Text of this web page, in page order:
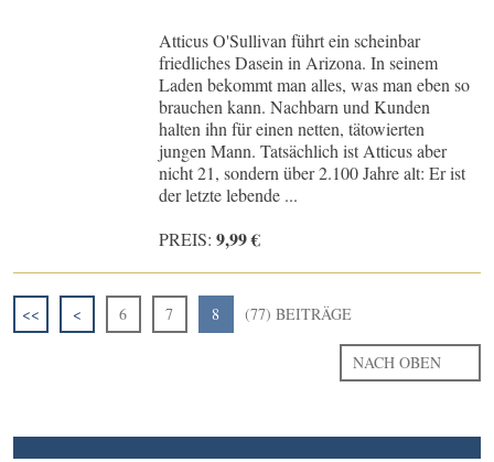
Atticus O'Sullivan führt ein scheinbar
friedliches Dasein in Arizona. In seinem
Laden bekommt man alles, was man eben so
brauchen kann. Nachbarn und Kunden
halten ihn für einen netten, tätowierten
jungen Mann. Tatsächlich ist Atticus aber
nicht 21, sondern über 2.100 Jahre alt: Er ist
der letzte lebende ...
PREIS: 9,99 €
<< < 6 7 8 (77) BEITRÄGE
NACH OBEN